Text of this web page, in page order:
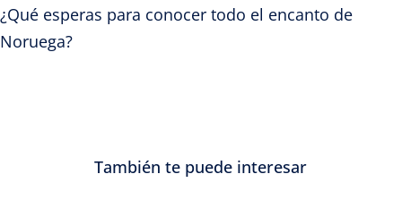
¿Qué esperas para conocer todo el encanto de
Noruega?
También te puede interesar